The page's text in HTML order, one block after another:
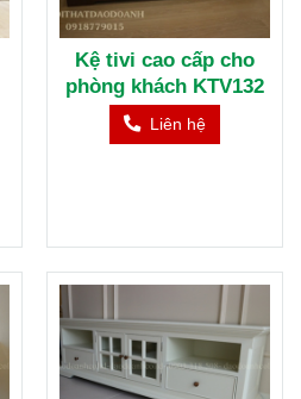
Kệ tivi cao cấp cho
phòng khách KTV132
Liên hệ